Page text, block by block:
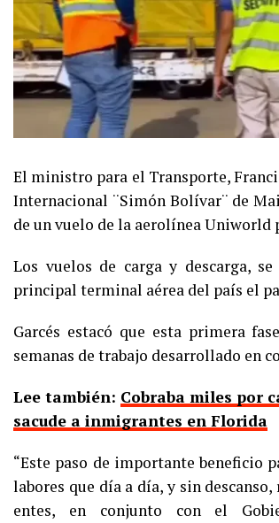
El ministro para el Transporte,
Internacional ¨Simón Bolívar¨ de
de un vuelo de la aerolínea Uniworld
Los vuelos de carga y descarga,
principal terminal aérea del país el
Garcés estacó que esta primera
semanas de trabajo desarrollado en
Lee también: Cobraba miles por
sacude a inmigrantes en Florida
“Este paso de importante beneficio
labores que día a día, y sin
entes, en conjunto con el